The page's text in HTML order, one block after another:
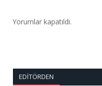
Yorumlar kapatıldı.
EDITÖRDEN